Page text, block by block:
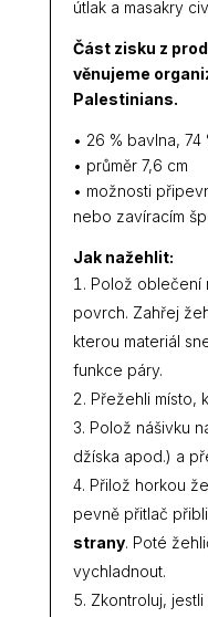
útlak a masakry
Část zisku z
věnujeme
Palestinians.
• 26 % bavlna,
• průměr 7,6 cm
• možnosti
nebo zavíracím
Jak nažehlit:
Polož oblečení
povrch. Zahřej
kterou materiál
funkce páry.
Přežehli místo,
Polož nášivku
džíska apod.) a
Přilož horkou
pevně přitlač
strany. Poté
vychladnout.
Zkontroluj,